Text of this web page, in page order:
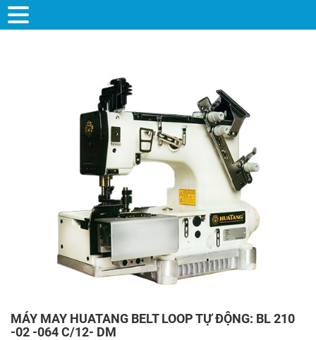
MÁY MAY HUATANG BELT LOOP TỰ ĐỘNG: BL 210
-02 -064 C/12- DM